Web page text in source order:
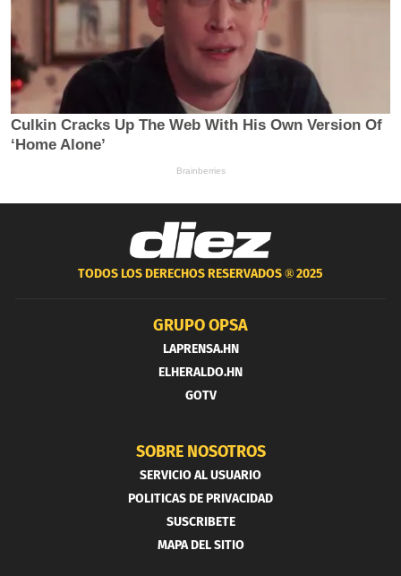
TODOS LOS DERECHOS RESERVADOS ®2025
GRUPO OPSA
LAPRENSA.HN
ELHERALDO.HN
GOTV
SOBRE NOSOTROS
SERVICIO AL USUARIO
POLITICAS DE PRIVACIDAD
SUSCRIBETE
MAPA DEL SITIO